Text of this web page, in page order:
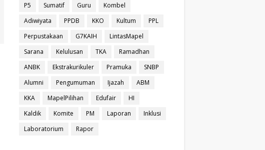
P5
Sumatif Guru
Kombel
Adiwiyata
PPDB KKO Kultum
PPL
Perpustakaan
G7KAIH
LintasMapel
Sarana
Kelulusan TKA
Ramadhan
ANBK
Ekstrakurikuler Pramuka
SNBP
Alumni
Pengumuman Ijazah
ABM
KKA
MapelPilihan Edufair
HI
Kaldik
Komite PM Laporan
Inklusi
Laboratorium
Rapor